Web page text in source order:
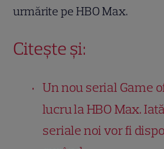
urmărite pe HBO Max.
Citește și:
Un nou serial Game
lucru la HBO Max.
seriale noi vor fi